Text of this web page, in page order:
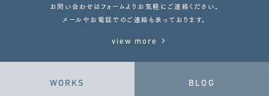
お問い合わせはフォームよりお気軽にご連絡ください。
メールやお電話でのご連絡も承っております。
view more
WORKS BLOG